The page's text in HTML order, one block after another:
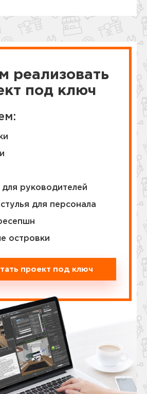
реализовать
под ключ
для руководителей
для персонала
островки
проект под ключ